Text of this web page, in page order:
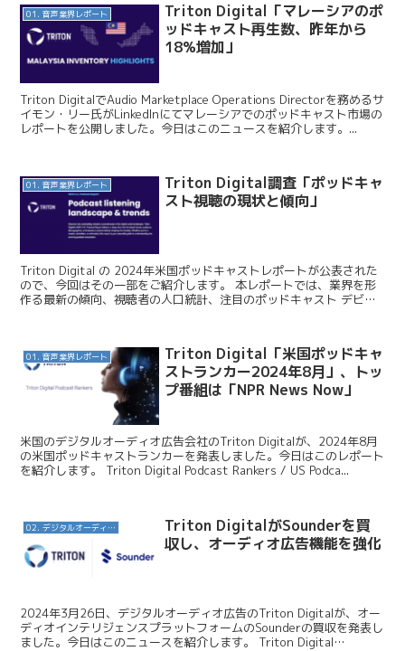
01. 音声業界レポート
Triton Digital「マレーシアのポ
ッドキャスト再生数、昨年から
18%増加」
Triton DigitalでAudio Marketplace Operations Directorを務めるサ
イモン・リー氏がLinkedInにてマレーシアでのポッドキャスト市場の
レポートを公開しました。今日はこのニュースを紹介します。...
01. 音声業界レポート
Triton Digital調査「ポッドキャ
スト視聴の現状と傾向」
Triton Digital の 2024年米国ポッドキャストレポートが公表された
ので、今回はその一部をご紹介します。 本レポートでは、業界を形
作る最新の傾向、視聴者の人口統計、注目のポッドキャスト デビュ
01. 音声業界レポート
Triton Digital「米国ポッドキャ
ストランカー2024年8月」、トッ
プ番組は「NPR News Now」
米国のデジタルオーディオ広告会社のTriton Digitalが、2024年8月
の米国ポッドキャストランカーを発表しました。今日はこのレポート
を紹介します。 Triton Digital Podcast Rankers / US Podca...
02. デジタルオーディオ広告（音声広告）
Triton DigitalがSounderを買
収し、オーディオ広告機能を強化
2024年3月26日、デジタルオーディオ広告のTriton Digitalが、オー
ディオインテリジェンスプラットフォームのSounderの買収を発表し
ました。今日はこのニュースを紹介します。 Triton Digital